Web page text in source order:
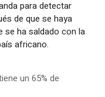
para detectar
de que se haya
se ha saldado con la
africano.
un 65% de